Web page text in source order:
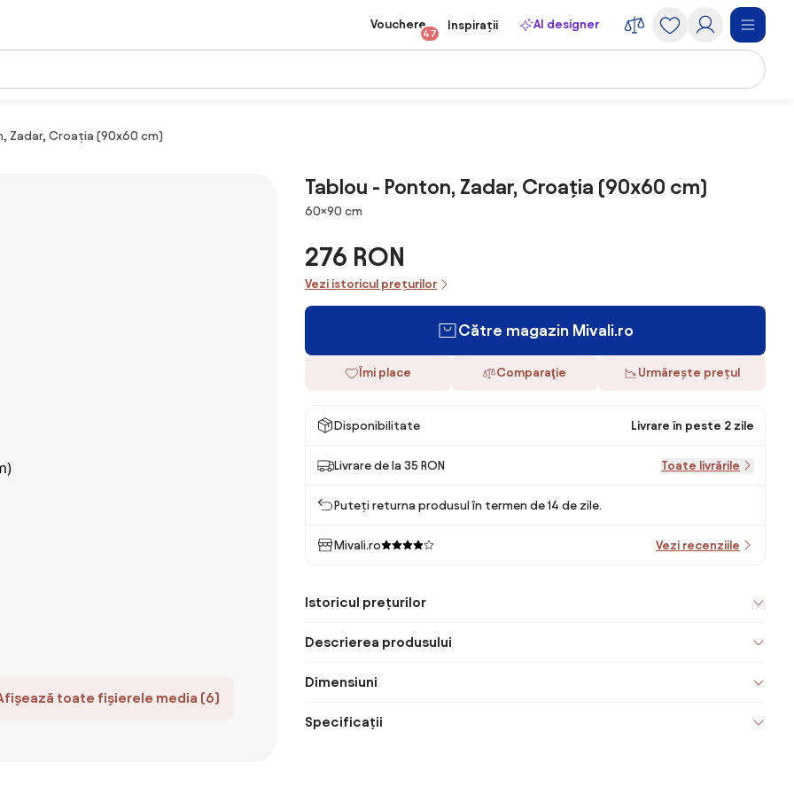
Vouchere
47
Inspirații AI designer
Zadar, Croația (90x60 cm)
toate fișierele media (6)
Tablou - Ponton, Zadar, Croația (90x60 cm)
Dimensiuni
60×90 cm
276 RON
Vezi istoricul prețurilor
Către magazin Mivali.ro
Îmi place Comparaţie Urmărește prețul
Disponibilitate Livrare în peste 2 zile
Livrare de la 35 RON Toate livrările
Puteți returna produsul în termen de 14 de zile.
Mivali.ro Vezi recenziile
Istoricul prețurilor
Descrierea produsului
Dimensiuni
Specificații